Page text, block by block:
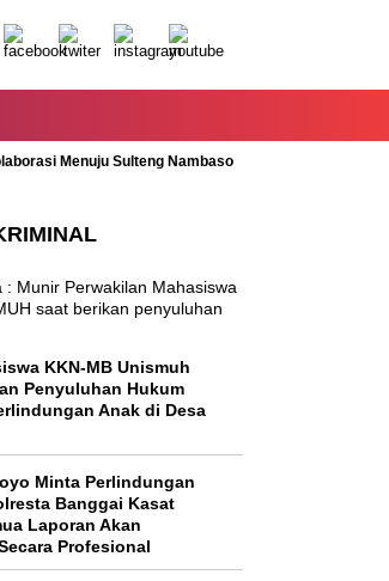
Menuju Sulteng Nambaso
KKN-MB Unismuh
Penyuluhan Hukum
Anak di Desa
Minta Perlindungan
Banggai Kasat
Laporan Akan
Profesional